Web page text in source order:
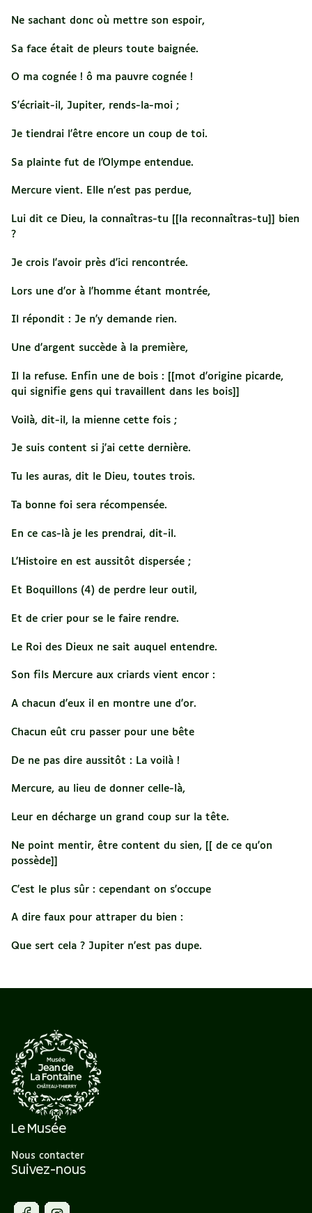
Ne sachant donc où mettre son espoir,
Sa face était de pleurs toute baignée.
O ma cognée ! ô ma pauvre cognée !
S'écriait-il, Jupiter, rends-la-moi ;
Je tiendrai l'être encore un coup de toi.
Sa plainte fut de l'Olympe entendue.
Mercure vient. Elle n'est pas perdue,
Lui dit ce Dieu, la connaîtras-tu [[la reconnaîtras-tu]] bien
?
Je crois l'avoir près d'ici rencontrée.
Lors une d'or à l'homme étant montrée,
Il répondit : Je n'y demande rien.
Une d'argent succède à la première,
Il la refuse. Enfin une de bois : [[mot d'origine picarde,
qui signifie gens qui travaillent dans les bois]]
Voilà, dit-il, la mienne cette fois ;
Je suis content si j'ai cette dernière.
Tu les auras, dit le Dieu, toutes trois.
Ta bonne foi sera récompensée.
En ce cas-là je les prendrai, dit-il.
L'Histoire en est aussitôt dispersée ;
Et Boquillons (4) de perdre leur outil,
Et de crier pour se le faire rendre.
Le Roi des Dieux ne sait auquel entendre.
Son fils Mercure aux criards vient encor :
A chacun d'eux il en montre une d'or.
Chacun eût cru passer pour une bête
De ne pas dire aussitôt : La voilà !
Mercure, au lieu de donner celle-là,
Leur en décharge un grand coup sur la tête.
Ne point mentir, être content du sien, [[ de ce qu'on
possède]]
C'est le plus sûr : cependant on s'occupe
A dire faux pour attraper du bien :
Que sert cela ? Jupiter n'est pas dupe.
Le Musée
Nous contacter
Suivez-nous